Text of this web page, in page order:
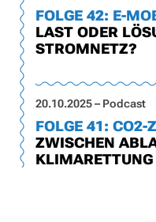
FOLGE 42: E-
LAST ODER
STROMNETZ?
20.10.2025 – Podcast
FOLGE 41: CO2-
ZWISCHEN
KLIMARETTUNG